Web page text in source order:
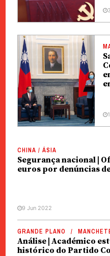
CHINA / ÁSIA
Segurança nacional |
euros por denúncias
9 Jun 2022
GRANDE PLANO
Análise | Académico
histórico do Partido